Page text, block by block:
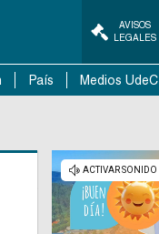
AVISOS
LEGALES
País Medios UdeC